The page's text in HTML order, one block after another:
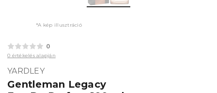
*A kép illusztráció
0
0 értékelés alapján
YARDLEY
Gentleman Legacy